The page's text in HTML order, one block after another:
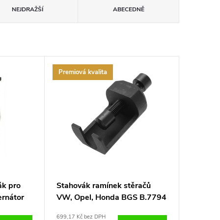
NEJDRAŽŠÍ ABECEDNĚ
pro
Premiová kvalita
Stahovák ramínek stěračů
VW, Opel, Honda BGS B.7794
699,17 Kč bez DPH